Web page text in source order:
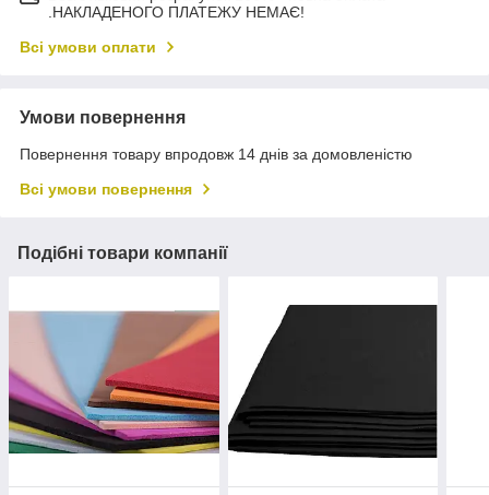
.НАКЛАДЕНОГО ПЛАТЕЖУ НЕМАЄ!
Всі умови оплати
Умови повернення
Повернення товару впродовж 14 днів за домовленістю
Всі умови повернення
Подібні товари компанії